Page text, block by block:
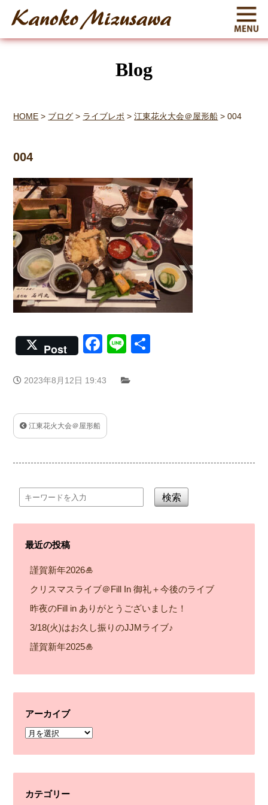
Blog
HOME > ブログ > ライブレポ >江東花火大会＠屋形船 >004
004
Post Facebook
Line
2023年8月12日 19:43
江東花火大会＠屋形船
検索
最近の投稿
謹賀新年2026🎍
クリスマスライブ＠Fill In 御礼＋今後のライブ
昨夜のFill in ありがとうございました！
3/18(火)はお久し振りのJJMライブ♪
謹賀新年2025🎍
アーカイブ
ア
カ
イ
カテゴリー